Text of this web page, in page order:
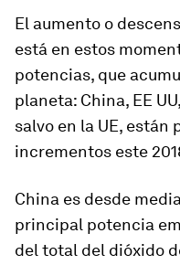
El aumento o
está en estos
potencias, que
planeta: China, EE
salvo en la UE,
incrementos este
China es desde
principal potencia
del total del dióxido